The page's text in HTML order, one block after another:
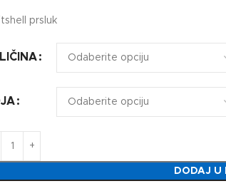
prsluk
DODAJ U